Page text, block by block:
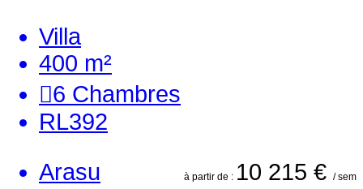
Villa
400 m²
6 Chambres
RL392
à partir de : 10 215 € / sem
Arasu